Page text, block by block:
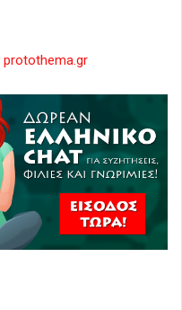
protothema.gr